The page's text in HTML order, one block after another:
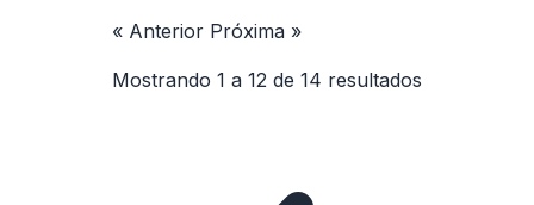
« Anterior Próxima »
Mostrando 1 a 12 de 14 resultados